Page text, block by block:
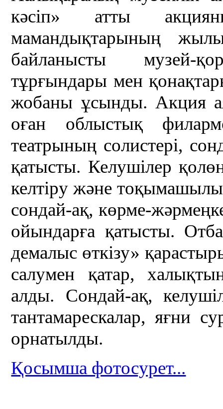
кәсіп» атты
мамандықтарының
байланысты музей-
тұрғындары мен
жобаны ұсынды. Акция
оған облыстық
театрының солистері,
қатысты. Келушілер
келтіру және
сондай-ақ, көрме-
ойындарға қатысты.
демалыс өткізу»
салумен қатар,
алды. Сондай-ақ,
тантамарескалар, яғни
орнатылды.
Қосымша фотосурет...